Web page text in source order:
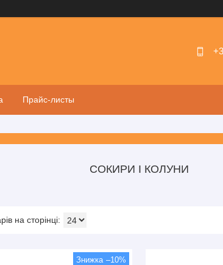
Прайс-листы
СОКИРИ І КОЛУНИ
–10%